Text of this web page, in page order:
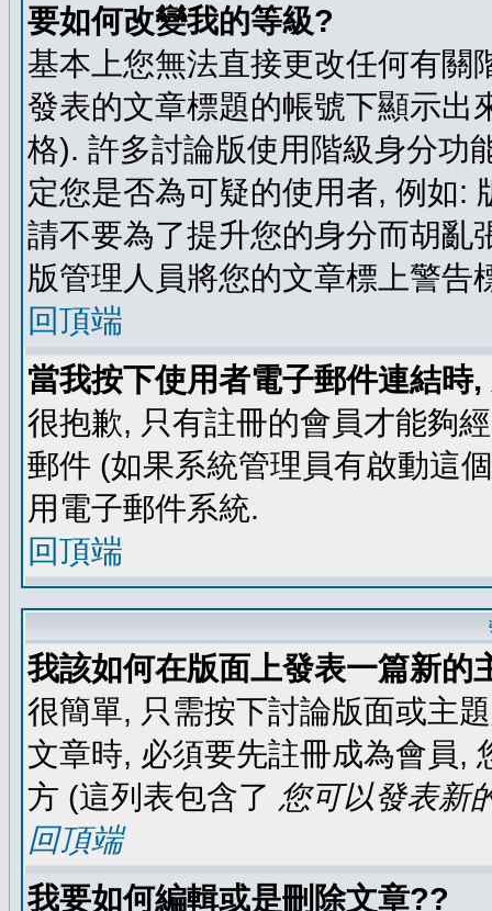
要如何改變我的等級?
基本上您無法直接更改任何有關
發表的文章標題的帳號下顯示出
格). 許多討論版使用階級身分功
定您是否為可疑的使用者, 例如:
請不要為了提升您的身分而胡亂
版管理人員將您的文章標上警告
回頂端
當我按下使用者電子郵件連結時
很抱歉, 只有註冊的會員才能夠
郵件 (如果系統管理員有啟動這
用電子郵件系統.
回頂端
我該如何在版面上發表一篇新的
很簡單, 只需按下討論版面或主
文章時, 必須要先註冊成為會員,
方 (這列表包含了 您可以發表新
回頂端
我要如何編輯或是刪除文章??